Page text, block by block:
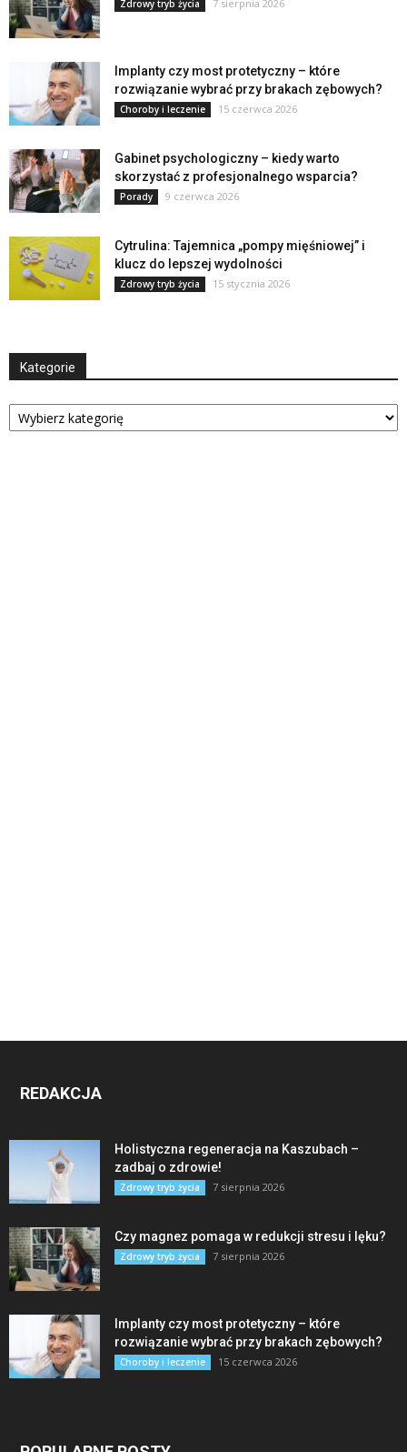
Zdrowy tryb życia 7 sierpnia 2026
Implanty czy most protetyczny – które
rozwiązanie wybrać przy brakach zębowych?
Choroby i leczenie 15 czerwca 2026
Gabinet psychologiczny – kiedy warto
skorzystać z profesjonalnego wsparcia?
Porady 9 czerwca 2026
Cytrulina: Tajemnica „pompy mięśniowej” i
klucz do lepszej wydolności
Zdrowy tryb życia 15 stycznia 2026
Kategorie
Kategorie
REDAKCJA
Holistyczna regeneracja na Kaszubach –
zadbaj o zdrowie!
Zdrowy tryb życia 7 sierpnia 2026
Czy magnez pomaga w redukcji stresu i lęku?
Zdrowy tryb życia 7 sierpnia 2026
Implanty czy most protetyczny – które
rozwiązanie wybrać przy brakach zębowych?
Choroby i leczenie 15 czerwca 2026